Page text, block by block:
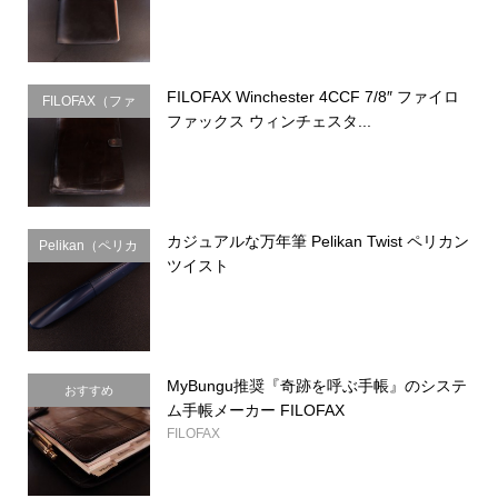
ラベラーズカン
FILOFAX（ファ
FILOFAX Winchester 4CCF 7/8″ ファイロ
ファックス ウィンチェスタ...
Pelikan（ペリカ
ン）
カジュアルな万年筆 Pelikan Twist ペリカン
ツイスト
おすすめ
MyBungu推奨『奇跡を呼ぶ手帳』のシステ
ム手帳メーカー FILOFAX
FILOFAX